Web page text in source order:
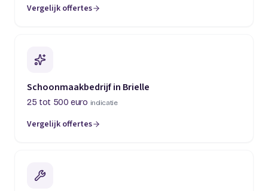
Vergelijk offertes
Schoonmaakbedrijf in Brielle
25 tot 500 euro indicatie
Vergelijk offertes